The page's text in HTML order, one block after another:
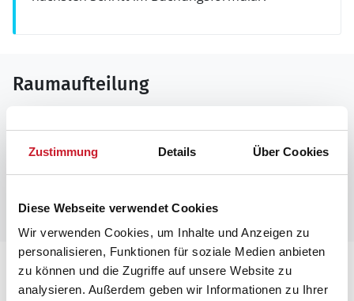
Zustimmung Details Über Cookies
Diese Webseite verwendet Cookies
Wir verwenden Cookies, um Inhalte und Anzeigen zu
personalisieren, Funktionen für soziale Medien anbieten
zu können und die Zugriffe auf unsere Website zu
analysieren. Außerdem geben wir Informationen zu Ihrer
Raumaufteilung
Lageplan